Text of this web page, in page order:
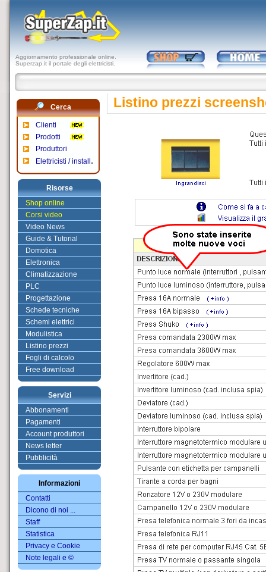
Aggiornamento professionale online.
Superzap.it il portale degli elettricisti.
Cerca
Clienti
Prodotti
Produttori
Elettricisti / install .
Risorse
Shop online
Corsi video
Video News
Guide & Tutorial
Domotica
Elettronica
Climatizzazione
PLC
Progettazione
Schede tecniche
Schemi elettrici
Modulistica
Listino prezzi
Fogli di calcolo
Free download
Servizi
Abbonamenti
Pagamenti
Account produttori
News letter
Pubblicità
Informazioni
Contatti
Dicono di noi ...
Staff
Statistica
Privacy e Cookie
Note legali e ©
Listino prezzi